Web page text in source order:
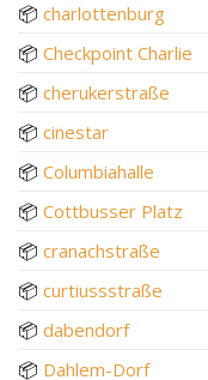
📦 charlottenburg
📦 Checkpoint Charlie
📦 cherukerstraße
📦 cinestar
📦 Columbiahalle
📦 Cottbusser Platz
📦 cranachstraße
📦 curtiussstraße
📦 dabendorf
📦 Dahlem-Dorf